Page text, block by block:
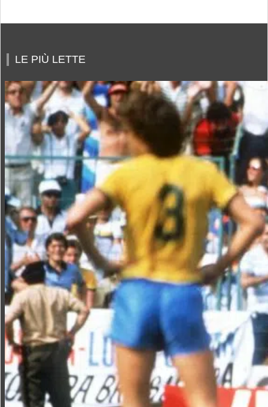
LE PIÙ LETTE